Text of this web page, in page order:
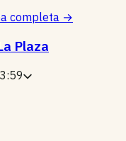
completa →
Plaza